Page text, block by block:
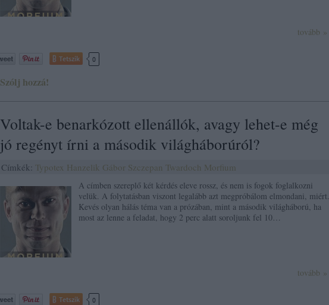
tovább »
Tetszik 0
Szólj hozzá!
Voltak-e benarkózott ellenállók, avagy lehet-e még
jó regényt írni a második világháborúról?
Címkék: Typotex Hanzelik Gábor Szczepan Twardoch Morfium
A címben szereplő két kérdés eleve rossz, és nem is fogok foglalkozni
velük. A folytatásban viszont legalább azt megpróbálom elmondani, miért.
Kevés olyan hálás téma van a prózában, mint a második világháború, ha
most az lenne a feladat, hogy 2 perc alatt soroljunk fel 10…
tovább »
Tetszik 0